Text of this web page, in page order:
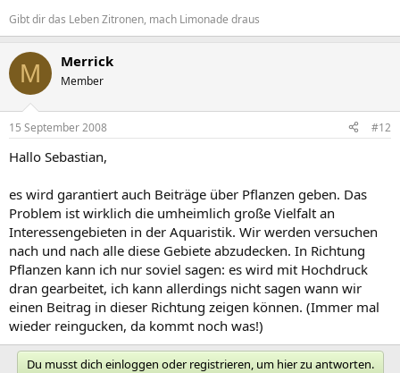
Gibt dir das Leben Zitronen, mach Limonade draus
M Merrick
Member
15 September 2008 #12
Hallo Sebastian,
es wird garantiert auch Beiträge über Pflanzen geben. Das
Problem ist wirklich die umheimlich große Vielfalt an
Interessengebieten in der Aquaristik. Wir werden versuchen
nach und nach alle diese Gebiete abzudecken. In Richtung
Pflanzen kann ich nur soviel sagen: es wird mit Hochdruck
dran gearbeitet, ich kann allerdings nicht sagen wann wir
einen Beitrag in dieser Richtung zeigen können. (Immer mal
wieder reingucken, da kommt noch was!)
Du musst dich einloggen oder registrieren, um hier zu antworten.